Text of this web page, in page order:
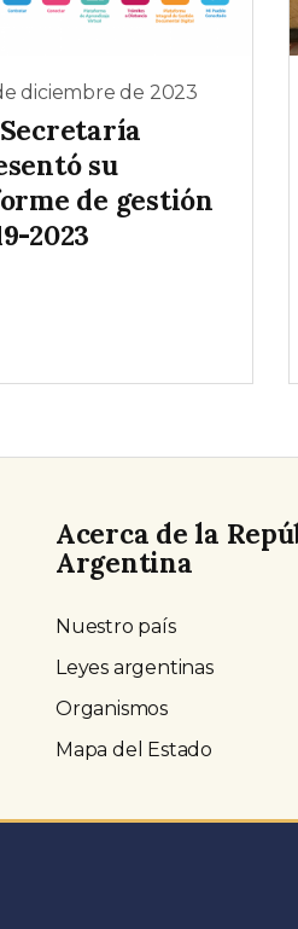
diciembre de 2023
su
de gestión
2023
Acerca de la
Argentina
Nuestro país
Leyes argentinas
Organismos
Mapa del Estado